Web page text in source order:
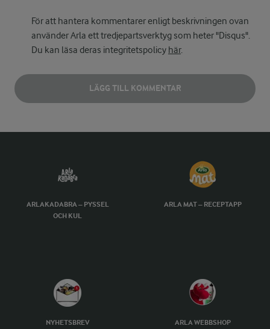
För att hantera kommentarer enligt beskrivningen ovan
använder Arla ett tredjepartsverktyg som heter "Disqus".
Du kan läsa deras integritetspolicy här.
LÄGG TILL KOMMENTAR
ARLAKADABRA – PYSSEL
OCH KUL
ARLA MAT – RECEPTAPP
NYHETSBREV ARLA WEBBSHOP